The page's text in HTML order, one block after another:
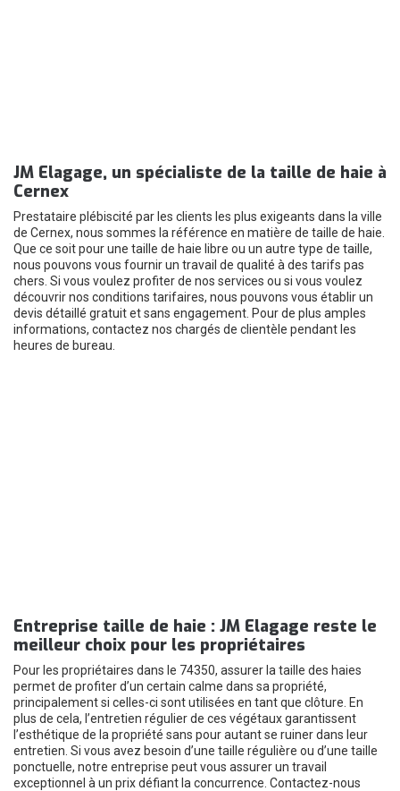
JM Elagage, un spécialiste de la taille de haie à
Cernex
Prestataire plébiscité par les clients les plus exigeants dans la ville
de Cernex, nous sommes la référence en matière de taille de haie.
Que ce soit pour une taille de haie libre ou un autre type de taille,
nous pouvons vous fournir un travail de qualité à des tarifs pas
chers. Si vous voulez profiter de nos services ou si vous voulez
découvrir nos conditions tarifaires, nous pouvons vous établir un
devis détaillé gratuit et sans engagement. Pour de plus amples
informations, contactez nos chargés de clientèle pendant les
heures de bureau.
Entreprise taille de haie : JM Elagage reste le
meilleur choix pour les propriétaires
Pour les propriétaires dans le 74350, assurer la taille des haies
permet de profiter d’un certain calme dans sa propriété,
principalement si celles-ci sont utilisées en tant que clôture. En
plus de cela, l’entretien régulier de ces végétaux garantissent
l’esthétique de la propriété sans pour autant se ruiner dans leur
entretien. Si vous avez besoin d’une taille régulière ou d’une taille
ponctuelle, notre entreprise peut vous assurer un travail
exceptionnel à un prix défiant la concurrence. Contactez-nous